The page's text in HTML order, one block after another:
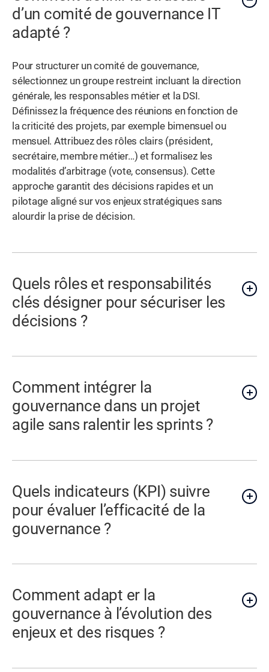
d’un comité de gouvernance IT
adapté ?
Pour structurer un comité de gouvernance,
sélectionnez un groupe restreint incluant la direction
générale, les responsables métier et la DSI.
Définissez la fréquence des réunions en fonction de
la criticité des projets, par exemple bimensuel ou
mensuel. Attribuez des rôles clairs (président,
secrétaire, membre métier…) et formalisez les
modalités d’arbitrage (vote, consensus). Cette
approche garantit des décisions rapides et un
pilotage aligné sur vos enjeux stratégiques sans
alourdir la prise de décision.
Quels rôles et responsabilités
clés désigner pour sécuriser les
décisions ?
Comment intégrer la
gouvernance dans un projet
agile sans ralentir les sprints ?
Quels indicateurs (KPI) suivre
pour évaluer l’efficacité de la
gouvernance ?
Comment adapt er la
gouvernance à l’évolution des
enjeux et des risques ?